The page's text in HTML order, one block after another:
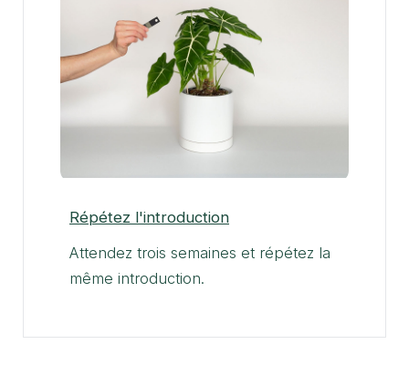
Répétez l'introduction
Attendez trois semaines et répétez la
même introduction.